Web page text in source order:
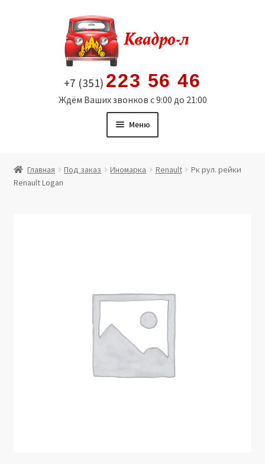
содержимому
+7 (351) 223 56 46
Ждём Ваших звонков с 9:00 до 21:00
Меню
Витрина
Юридические данные
Главная Под заказ Иномарка Renault
Рк рул. рейки
Renault Logan